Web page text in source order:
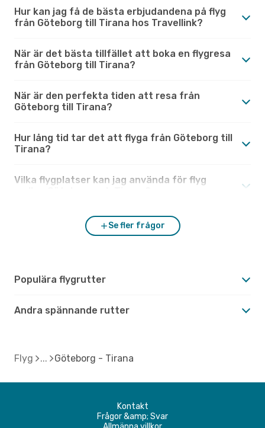
Hur kan jag få de bästa erbjudandena på flyg
från Göteborg till Tirana hos Travellink?
När är det bästa tillfället att boka en flygresa
från Göteborg till Tirana?
När är den perfekta tiden att resa från
Göteborg till Tirana?
Hur lång tid tar det att flyga från Göteborg till
Tirana?
Vilka flygplatser kan jag använda för flyg
Se fler frågor
Populära flygrutter
Andra spännande rutter
Flyg Göteborg - Tirana
Kontakt
Frågor &amp; Svar